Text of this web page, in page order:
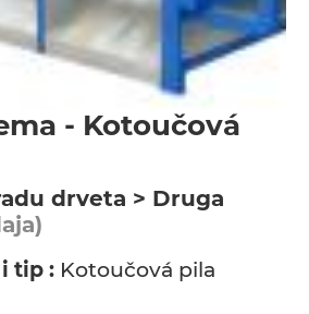
- Kotoučová
drveta > Druga
tip : Kotoučová pila